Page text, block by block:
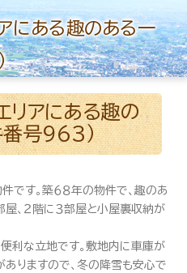
にある趣のある一
リアにある趣の
号963）
です。築６８年の物件で、趣のあ
屋、２階に３部屋と小屋裏収納が
利な立地です。敷地内に車庫が
りますので、冬の降雪も安心で